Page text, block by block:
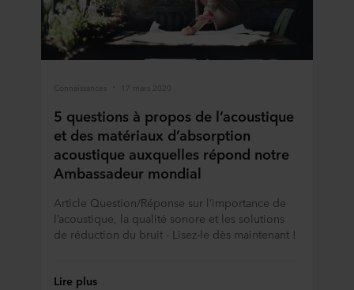
Connaissances 17 mars 2020
5 questions à propos de l’acoustique
et des matériaux d’absorption
acoustique auxquelles répond notre
Ambassadeur mondial
Article Question/Réponse sur l’importance de
l’acoustique, la qualité sonore et les solutions
de réduction du bruit - Lisez-le dès maintenant !
Lire plus